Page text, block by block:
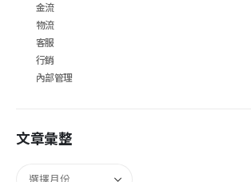
金流
物流
客服
行銷
內部管理
文章彙整